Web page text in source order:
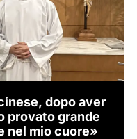
dopo aver
provato grande
nel mio cuore»